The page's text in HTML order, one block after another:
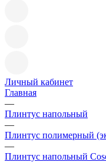
Личный кабинет
Главная
—
Плинтус напольный
—
Плинтус полимерный
—
Плинтус напольный